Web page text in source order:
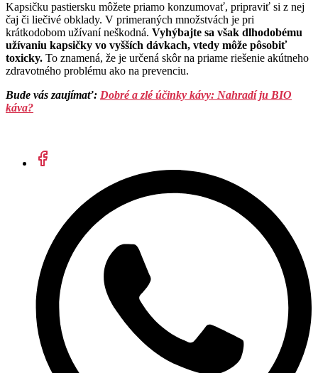
Kapsičku pastiersku môžete priamo konzumovať, pripraviť si z nej
čaj či liečivé obklady. V primeraných množstvách je pri
krátkodobom užívaní neškodná. Vyhýbajte sa však dlhodobému
užívaniu kapsičky vo vyšších dávkach, vtedy môže pôsobiť
toxicky. To znamená, že je určená skôr na priame riešenie akútneho
zdravotného problému ako na prevenciu.
Bude vás zaujímať: Dobré a zlé účinky kávy: Nahradí ju BIO
káva?